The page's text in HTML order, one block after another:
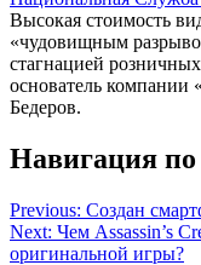
Высокая стоимость
«чудовищным
стагнацией
основатель компании
Бедеров.
Навигация по
Previous: Создан
Next: Чем Assassin’s
оригинальной игры?